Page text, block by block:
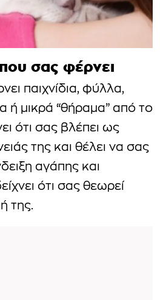
σας φέρνει
παιχνίδια, φύλλα,
ή μικρά “θήραμα” από το
ότι σας βλέπει ως
της και θέλει να σας
αγάπης και
ότι σας θεωρεί
της.